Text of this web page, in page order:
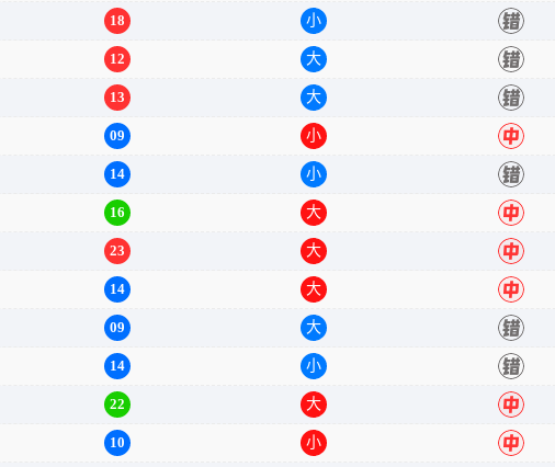
16 小 错
18 小 错
12 大 错
13 大 错
09 小 中
14 小 错
16 大 中
23 大 中
14 大 中
09 大 错
14 小 错
22 大 中